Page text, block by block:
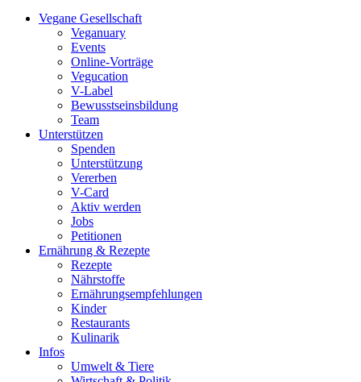
Vegane Gesellschaft
Veganuary
Events
Online-Vorträge
Vegucation
V-Label
Bewusstseinsbildung
Team
Unterstützen
Spenden
Unterstützung
Vererben
V-Card
Aktiv werden
Jobs
Petitionen
Ernährung & Rezepte
Rezepte
Nährstoffe
Ernährungsempfehlungen
Kinder
Restaurants
Kulinarik
Infos
Umwelt & Tiere